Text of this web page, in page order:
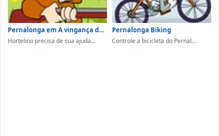
Pernalonga em A vingança de Hortelino
Hortelino precisa de sua ajuda...
Pernalonga Biking
Controle a bicicleta do Pernal...